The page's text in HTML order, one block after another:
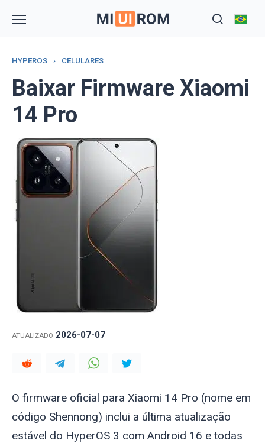
HYPEROS › CELULARES
Baixar Firmware Xiaomi
14 Pro
ATUALIZADO 2026-07-07
O firmware oficial para Xiaomi 14 Pro (nome em
código Shennong) inclui a última atualização
estável do HyperOS 3 com Android 16 e todas